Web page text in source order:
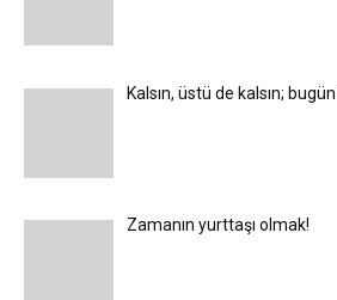
Kalsın, üstü de kalsın;
Zamanın yurttaşı olmak!